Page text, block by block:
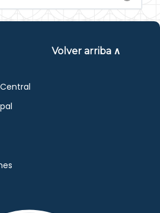
Volver arriba ∧